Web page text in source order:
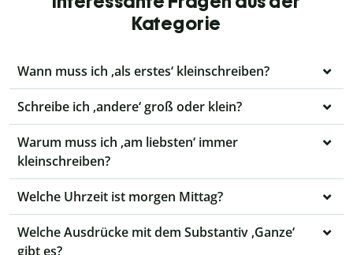
Kategorie
Wann muss ich ‚als erstes‘ kleinschreiben?
Schreibe ich ‚andere‘ groß oder klein?
Warum muss ich ‚am liebsten‘ immer
kleinschreiben?
Welche Uhrzeit ist morgen Mittag?
Welche Ausdrücke mit dem Substantiv ‚Ganze‘
gibt es?